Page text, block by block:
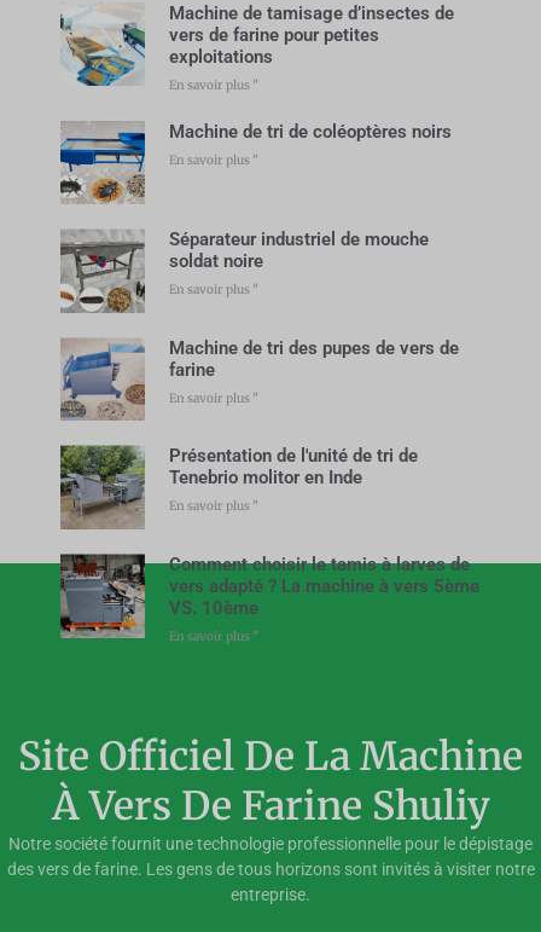
Machine de tamisage d’insectes de
vers de farine pour petites
exploitations
En savoir plus "
Machine de tri de coléoptères noirs
En savoir plus "
Séparateur industriel de mouche
soldat noire
En savoir plus "
Machine de tri des pupes de vers de
farine
En savoir plus "
Présentation de l'unité de tri de
Tenebrio molitor en Inde
En savoir plus "
Comment choisir le tamis à larves de
vers adapté ? La machine à vers 5ème
VS. 10ème
En savoir plus "
Site Officiel De La Machine
À Vers De Farine Shuliy
Notre société fournit une technologie professionnelle pour le dépistage
des vers de farine. Les gens de tous horizons sont invités à visiter notre
entreprise.